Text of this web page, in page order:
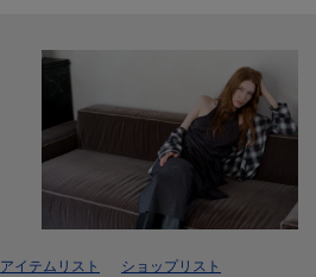
アイテムリスト ショップリスト